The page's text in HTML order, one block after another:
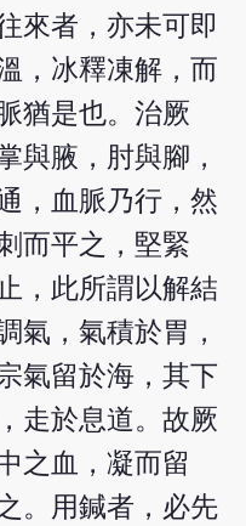
來者，亦未可即
，冰釋凍解，而
猶是也。治厥
與腋，肘與腳，
，血脈乃行，然
而平之，堅緊
，此所謂以解結
氣，氣積於胃，
氣留於海，其下
走於息道。故厥
之血，凝而留
。用鍼者，必先